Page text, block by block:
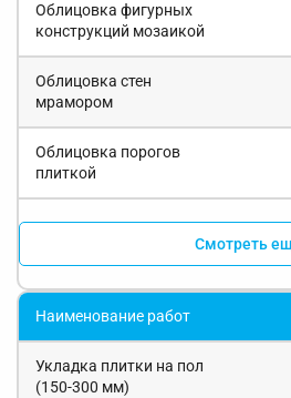
Облицовка фигурных
конструкций мозаикой
Облицовка стен
мрамором
Облицовка порогов
плиткой
Смотреть
Наименование работ
Укладка плитки на пол
(150-300 мм)